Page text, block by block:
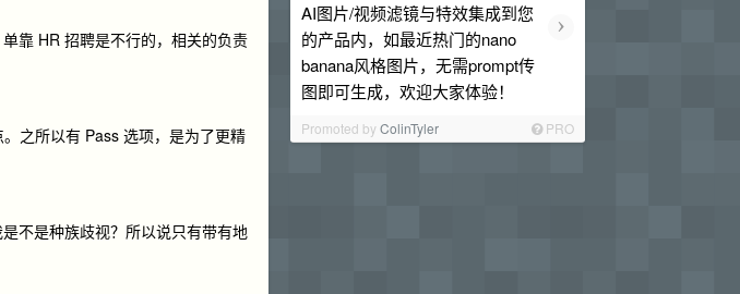
AI图片/视频滤镜与特效集成到您
的产品内，如最近热门的nano
banana风格图片，无需prompt传
图即可生成，欢迎大家体验！
›
Promoted byColinTyler PRO
靠 HR 招聘是不行的，相关的负责
之所以有 Pass 选项，是为了更精
不是种族歧视？所以说只有带有地